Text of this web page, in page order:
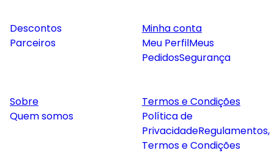
Descontos
Parceiros
Minha conta
Meu PerfilMeus
PedidosSegurança
Sobre
Quem somos
Termos e Condições
Política de
PrivacidadeRegulamentos,
Termos e Condições